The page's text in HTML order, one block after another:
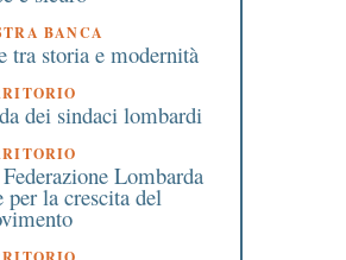
BANCA
tra storia e modernità
dei sindaci lombardi
Lombarda
per la crescita del